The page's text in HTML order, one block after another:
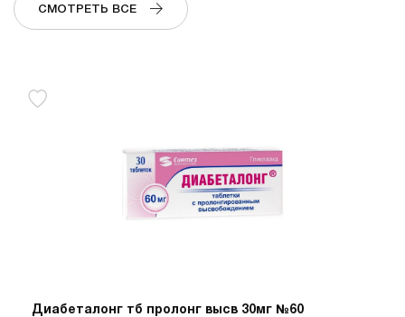
СМОТРЕТЬ ВСЕ
Диабеталонг тб пролонг высв 30мг №60